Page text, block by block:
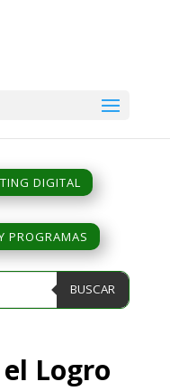
DIGITAL
PROGRAMAS
BUSCAR
Logro